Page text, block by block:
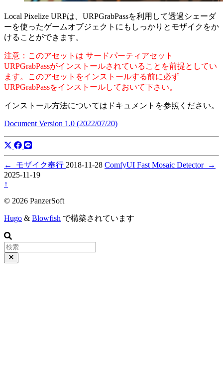
Local Pixelize URPは、URPGrabPassを利用して透過シェーダ
ーを使ったゲームオブジェクトにもしっかりとモザイクをか
けることができます。
注意：このアセットは サードパーティアセット
URPGrabPassがインストールされていることを前提としてい
ます。このアセットをインストールする前に必ず
URPGrabPassをインストールしておいて下さい。
インストール方法についてはドキュメントを参照ください。
Document Version 1.0 (2022/07/20)
← モザイク奉行 2018-11-28 ComfyUI Fast Mosaic Detector →
2025-11-19
↑
© 2026 PanzerSoft
Hugo & Blowfish で構築されています